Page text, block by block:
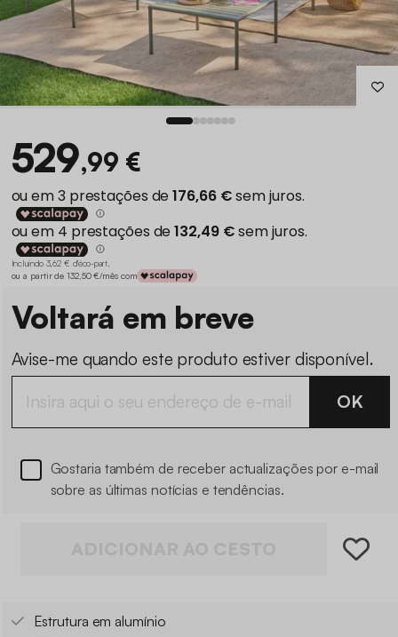
529,99 €
Incluindo 3,62 € d'éco-part.
ou a partir de 132,50 €/mês com
Voltará em breve
Avise-me quando este produto estiver disponível.
OK
Gostaria também de receber actualizações por e-mail
sobre as últimas notícias e tendências.
Estrutura em alumínio